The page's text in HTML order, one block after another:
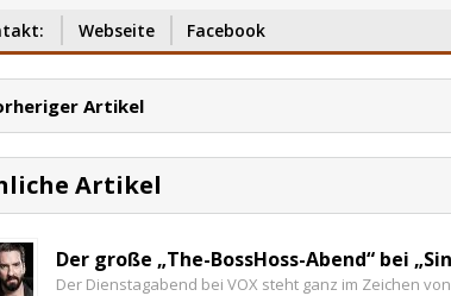
Webseite Facebook
Artikel
Artikel
Der große „The-BossHoss-Abend“ bei
Der Dienstagabend bei VOX steht ganz im Zeichen